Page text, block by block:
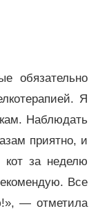
обязательно
Я
Наблюдать
приятно, и
за неделю
Все
— отметила